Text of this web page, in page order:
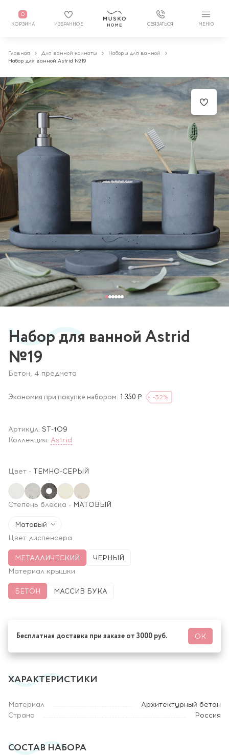
0
КОРЗИНА ИЗБРАННОЕ СВЯЗАТЬСЯ МЕНЮ
Главная Для ванной комнаты
Наборы для ванной
Набор для ванной Astrid №19
Набор для ванной Astrid
№19
Бетон, 4 предмета
Экономия при покупке набором: 1 350 ₽ -32%
Артикул: ST-109
Коллекция: Astrid
Цвет - ТЕМНО-СЕРЫЙ
Степень блеска - МАТОВЫЙ
Матовый
Цвет диспенсера
МЕТАЛЛИЧЕСКИЙ
ЧЕРНЫЙ
Материал крышки
БЕТОН МАССИВ БУКА
Бесплатная доставка при заказе от 3000 руб. ОК
ХАРАКТЕРИСТИКИ
Материал
Архитектурный бетон
Страна
Россия
СОСТАВ НАБОРА